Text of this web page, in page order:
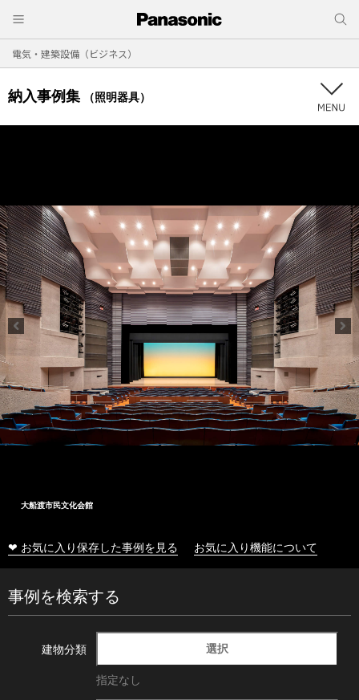
電気・建築設備（ビジネス）
納入事例集 （照明器具）
大船渡市民文化会館
❤ お気に入り保存した事例を見る お気に入り機能について
事例を検索する
建物分類 選択
指定なし